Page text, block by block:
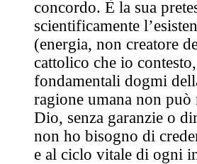
concordo. È la sua
scientificamente
(energia, non creatore
cattolico che io
fondamentali dogmi
ragione umana non
Dio, senza garanzie o
non ho bisogno di
e al ciclo vitale di ogni